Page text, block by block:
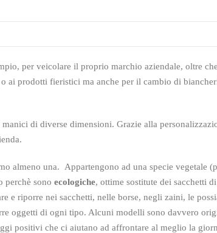
per veicolare il proprio marchio aziendale, oltre
ai prodotti fieristici ma anche per il cambio di
di diverse dimensioni. Grazie alla
almeno una. Appartengono ad una specie vegetale
perchè sono ecologiche, ottime sostitute dei sacchetti
e riporre nei sacchetti, nelle borse, negli zaini, le
oggetti di ogni tipo. Alcuni modelli sono davvero
positivi che ci aiutano ad affrontare al meglio la